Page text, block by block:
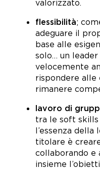
valorizzato.
flessibilità;
adeguare il
base alle
solo… un
velocemente
rispondere alle
rimanere
lavoro di
tra le soft
l’essenza
titolare è
collaborando e
insieme